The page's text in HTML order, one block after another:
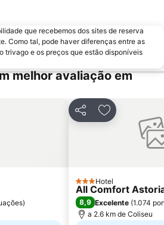
La Sapienza - Città Universitaria
Via Nazionale
Roma Ostiense Railway Station
Piazza Campo de' Fiori
Piazza della Repubblica
Santa Cecilia in Trastevere
San Giovanni
que recebemos dos sites de reserva
Como tal, pode haver diferenças entre as
trivago e os preços que estão disponíveis
melhor avaliação em
)
PartilharAdicionar
3 Estrelas
Hotel
All Comfort
8,9 Excelente (1.074
a 2.6 km de Coliseu